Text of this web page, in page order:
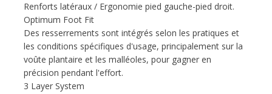
Renforts latéraux / Ergonomie pied gauche-pied droit.
Optimum Foot Fit
Des resserrements sont intégrés selon les pratiques et
les conditions spécifiques d'usage, principalement sur la
voûte plantaire et les malléoles, pour gagner en
précision pendant l'effort.
3 Layer System